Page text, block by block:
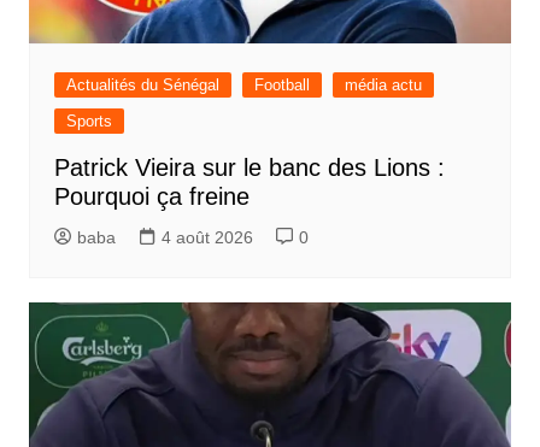
Actualités du Sénégal Football
média actu
Sports
Patrick Vieira sur le banc des Lions :
Pourquoi ça freine
baba 4 août 2026 0